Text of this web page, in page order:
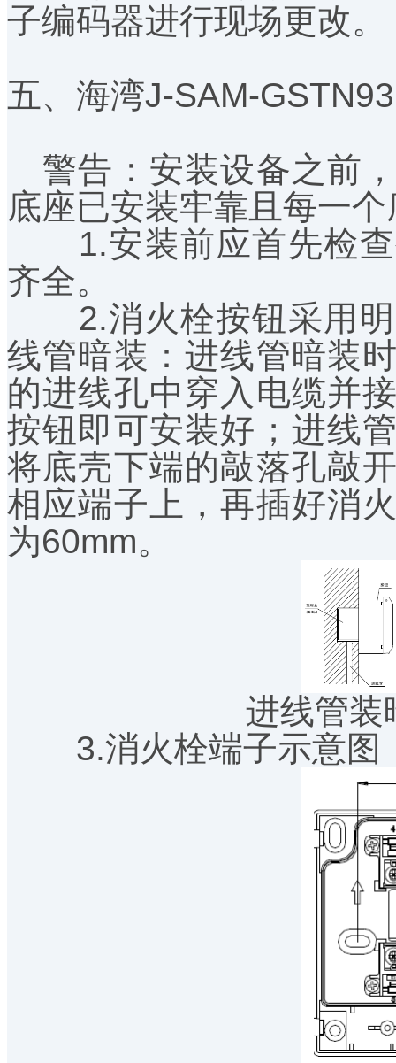
子编码器进行现场更改。
五、海湾J-SAM-
警告：安装设备之前
底座已安装牢靠且每一
1.安装前应首先检查
齐全。
2.消火栓按钮采用明
线管暗装：进线管暗装
的进线孔中穿入电缆并
按钮即可安装好；进线
将底壳下端的敲落孔敲
相应端子上，再插好消
为60mm。
进线管
3.消火栓端子示意图